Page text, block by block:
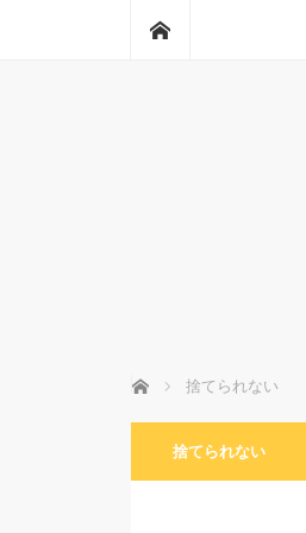
ホーム 捨てられない
捨てられない